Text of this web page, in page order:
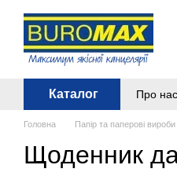
Перейти до основного контенту
Каталог Про нас
Головна Папір та паперові вироби
Щоденник